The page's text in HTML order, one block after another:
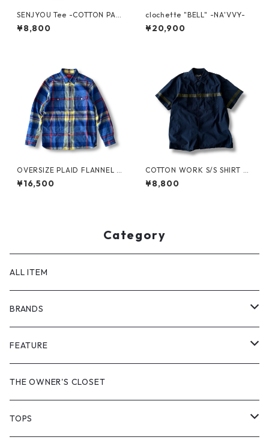
SENJYOU Tee -COTTON PAN
-
¥8,800
clochette "BELL" -NA'VVY-
¥20,900
OVERSIZE PLAID FLANNEL S
HIRT by Supreme
¥16,500
COTTON WORK S/S SHIRT by
stussy
¥8,800
Category
ALL ITEM
BRANDS
GHOST ALMOSTBLACK
PRODUCT TWELVE
BAICYCLON
FEATURE
NEW VINTAGE
Supreme
VINTAGE OUTDOOR
THE OWNER'S CLOSET
TOPS